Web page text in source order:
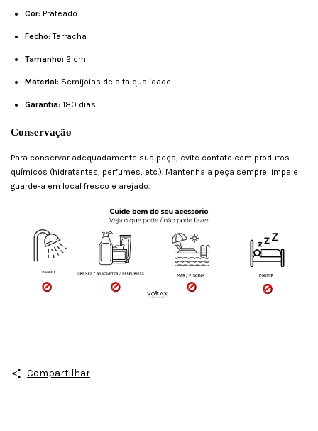
Cor: Prateado
Fecho:Tarracha
Tamanho: 2 cm
Material: Semijoias de alta qualidade
Garantia: 180 dias
Conservação
Para conservar adequadamente sua peça, evite contato com produtos
químicos (hidratantes, perfumes, etc.). Mantenha a peça sempre limpa e
guarde-a em local fresco e arejado.
Compartilhar